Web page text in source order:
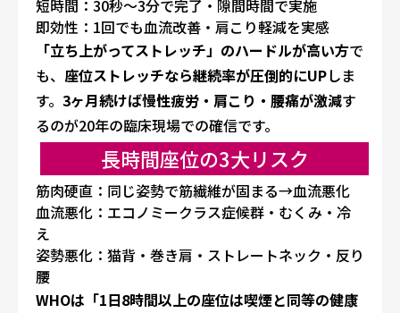
短時間 ：30秒〜3分で完了・隙間時間で実施
即効性 ：1回でも血流改善・肩こり軽減を実感
「立ち上がってストレッチ」のハードルが高い方で
も、 座位ストレッチなら継続率が圧倒的にUPしま
す。 3ヶ月続けば慢性疲労・肩こり・腰痛が激減す
るのが20年の臨床現場での確信です。
長時間座位の3大リスク
筋肉硬直 ：同じ姿勢で筋繊維が固まる→血流悪化
血流悪化 ：エコノミークラス症候群・むくみ・冷
え
姿勢悪化 ：猫背・巻き肩・ストレートネック・反り
腰
WHOは「1日8時間以上の座位は喫煙と同等の健康